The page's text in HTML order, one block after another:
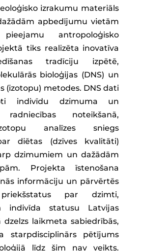
izrakumu materiāls
apbedījumu vietām
antropoloģisko
tiks realizēta inovatīva
tradīciju izpētē,
bioloģijas (DNS) un
(izotopu) metodes. DNS dati
indivīdu dzimuma un
radniecības noteikšanā,
analīzes sniegs
diētas (dzīves kvalitāti)
dzimumiem un dažādām
Projekta īstenošana
informāciju un pārvērtēs
priekšstatus par dzimti,
indivīda statusu Latvijas
laikmeta sabiedrībās,
starpdisciplinārs pētījums
līdz šim nav veikts.